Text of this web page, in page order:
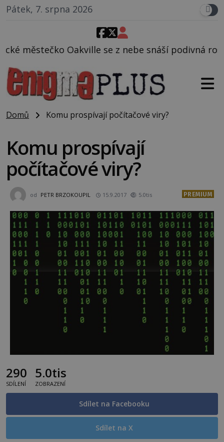
Pátek, 7. srpna 2026
se z nebe snáší podivná rosolovitá látka
Domů Komu prospívají počítačové viry?
Komu prospívají
počítačové viry?
od PETR BRZOKOUPIL 15.9.2017 5.0tis PREMIUM
290
SDÍLENÍ
5.0tis
ZOBRAZENÍ
Sdílet na Facebooku
Sdílet na X